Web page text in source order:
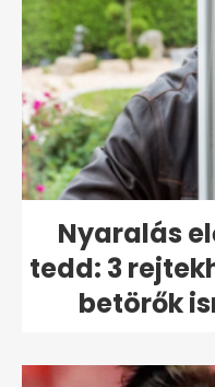
Nyaralás
tedd: 3
betörők